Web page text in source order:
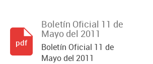
Boletín Oficial 11 de
Mayo del 2011
Boletín Oficial 11 de
Mayo del 2011
pdf